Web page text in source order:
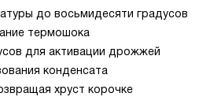
до восьмидесяти градусов
термошока
для активации дрожжей
конденсата
хруст корочке